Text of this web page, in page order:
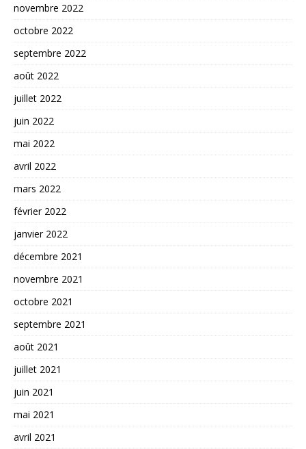
novembre 2022
octobre 2022
septembre 2022
août 2022
juillet 2022
juin 2022
mai 2022
avril 2022
mars 2022
février 2022
janvier 2022
décembre 2021
novembre 2021
octobre 2021
septembre 2021
août 2021
juillet 2021
juin 2021
mai 2021
avril 2021